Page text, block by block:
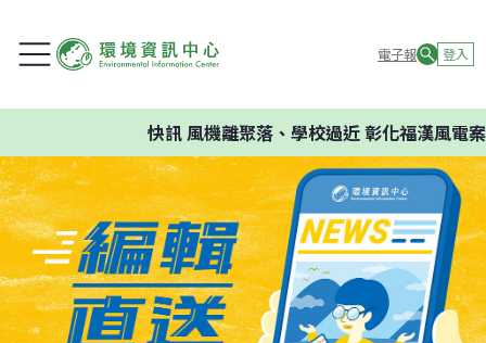
電子報 登入
快訊風機離聚落、學校過近 彰化福漢風電案